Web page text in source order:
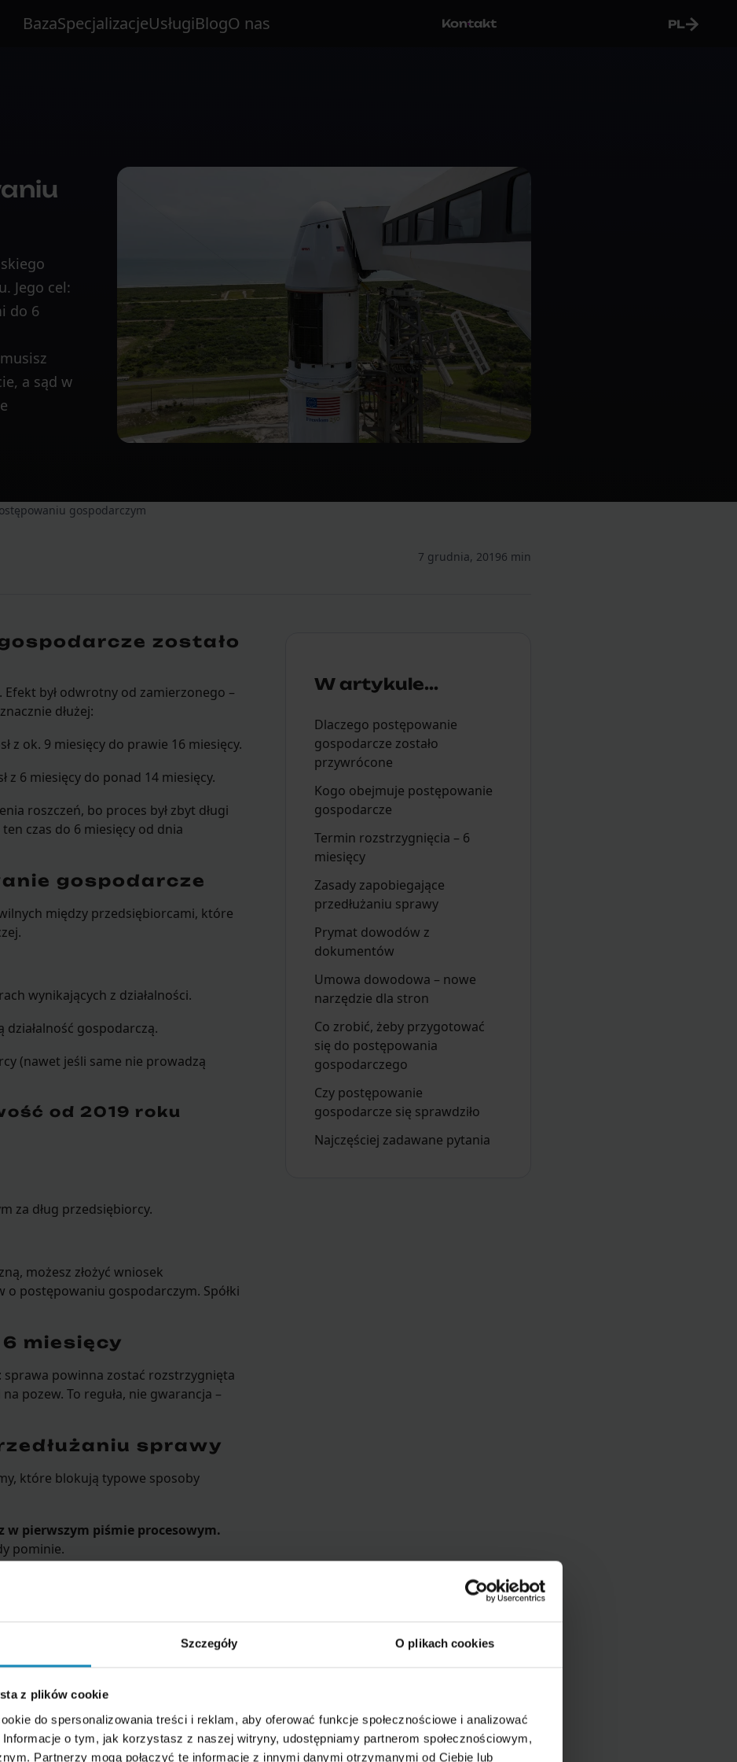
Szczegóły O plikach cookies
z plików cookie
do spersonalizowania treści i reklam, aby oferować funkcje społecznościowe i analizować
o tym, jak korzystasz z naszej witryny, udostępniamy partnerom społecznościowym,
Partnerzy mogą połączyć te informacje z innymi danymi otrzymanymi od Ciebie lub
BazaSpecjalizacjeUsługiBlogO nas Kontakt PL
Jego cel:
do 6
a sąd w
gospodarczym
7 grudnia, 20196 min
zostało
był odwrotny od zamierzonego –
dłużej:
z ok. 9 miesięcy do prawie 16 miesięcy.
z 6 miesięcy do ponad 14 miesięcy.
roszczeń, bo proces był zbyt długi
czas do 6 miesięcy od dnia
gospodarcze
między przedsiębiorcami, które
wynikających z działalności.
gospodarczą.
(nawet jeśli same nie prowadzą
od 2019 roku
za dług przedsiębiorcy.
możesz złożyć wniosek
postępowaniu gospodarczym. Spółki
miesięcy
powinna zostać rozstrzygnięta
pozew. To reguła, nie gwarancja –
sprawy
które blokują typowe sposoby
w pierwszym piśmie procesowym.
pominie.
osobny pozew.
powoduje zawieszenia
jeśli druga strona się nie pojawi.
Sąd w pierwszej kolejności
W artykule...
Dlaczego postępowanie
gospodarcze zostało
przywrócone
Kogo obejmuje postępowanie
gospodarcze
Termin rozstrzygnięcia – 6
miesięcy
Zasady zapobiegające
przedłużaniu sprawy
Prymat dowodów z
dokumentów
Umowa dowodowa – nowe
narzędzie dla stron
Co zrobić, żeby przygotować
się do postępowania
gospodarczego
Czy postępowanie
gospodarcze się sprawdziło
Najczęściej zadawane pytania